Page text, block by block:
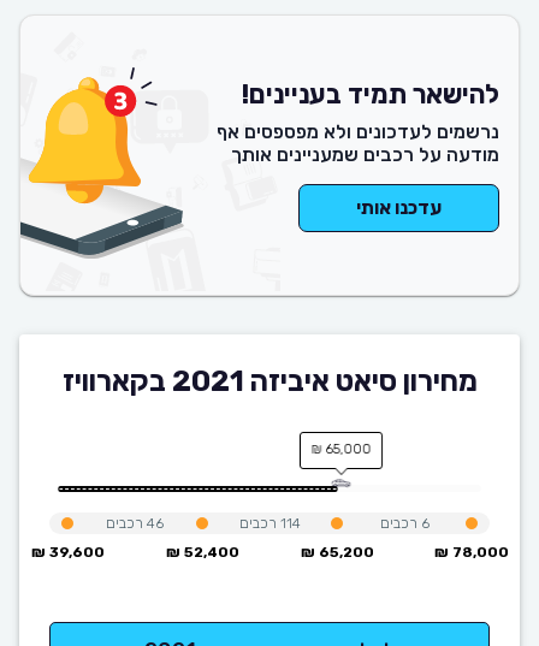
להישאר תמיד בעניינים!
נרשמים לעדכונים ולא מפספסים אף
מודעה על רכבים שמעניינים אותך
עדכנו אותי
מחירון סיאט איביזה 2021 בקארוויז
65,000 ₪
39,600 ₪
46 רכבים
52,400 ₪
114 רכבים
65,200 ₪
6 רכבים
78,000 ₪